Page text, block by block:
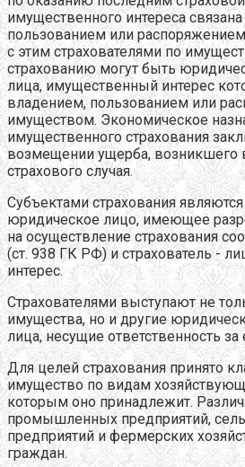
имущественного интереса
пользованием или
с этим страхователями по
страхованию могут быть
лица, имущественный интерес
владением, пользованием или
имуществом. Экономическое
имущественного страхования
возмещении ущерба, возникшего
страхового случая.
Субъектами страхования
юридическое лицо, имеющее
на осуществление страхования
(ст. 938 ГК РФ) и страхователь -
интерес.
Страхователями выступают не
имущества, но и другие
лица, несущие ответственность за
Для целей страхования принято
имущество по видам
которым оно принадлежит.
промышленных предприятий,
предприятий и фермерских
граждан.